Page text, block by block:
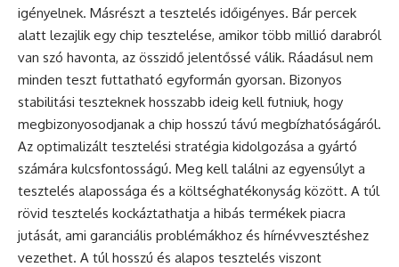
igényelnek. Másrészt a tesztelés időigényes. Bár percek
alatt lezajlik egy chip tesztelése, amikor több millió darabról
van szó havonta, az összidő jelentőssé válik. Ráadásul nem
minden teszt futtatható egyformán gyorsan. Bizonyos
stabilitási teszteknek hosszabb ideig kell futniuk, hogy
megbizonyosodjanak a chip hosszú távú megbízhatóságáról.
Az optimalizált tesztelési stratégia kidolgozása a gyártó
számára kulcsfontosságú. Meg kell találni az egyensúlyt a
tesztelés alapossága és a költséghatékonyság között. A túl
rövid tesztelés kockáztathatja a hibás termékek piacra
jutását, ami garanciális problémákhoz és hírnévvesztéshez
vezethet. A túl hosszú és alapos tesztelés viszont